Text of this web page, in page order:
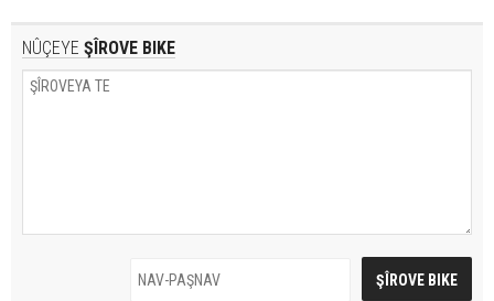
NÛÇEYE ŞÎROVE BIKE